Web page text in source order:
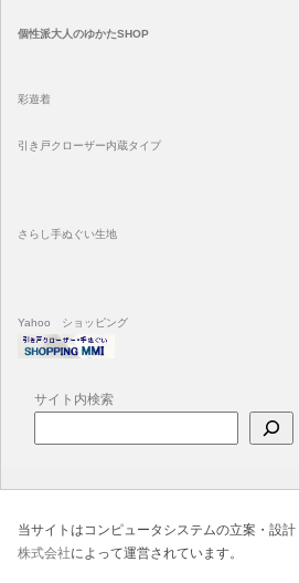
個性派大人のゆかたSHOP
彩遊着
引き戸クローザー内蔵タイプ
さらし手ぬぐい生地
Yahoo ショッピング
サイト内検索
当サイトはコンピュータシステムの立案・設
株式会社によって運営されています。